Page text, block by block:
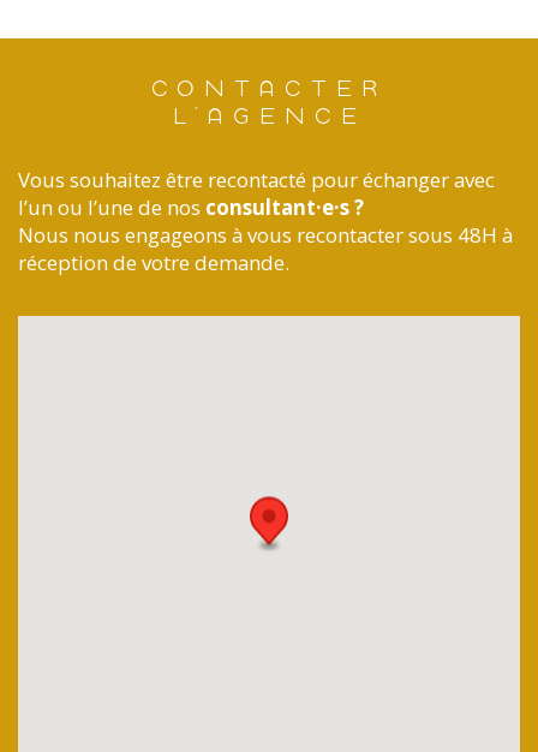
CONTACTER
L'AGENCE
Vous souhaitez être recontacté pour échanger avec
l’un ou l’une de nos consultant·e·s ?
Nous nous engageons à vous recontacter sous 48H à
réception de votre demande.